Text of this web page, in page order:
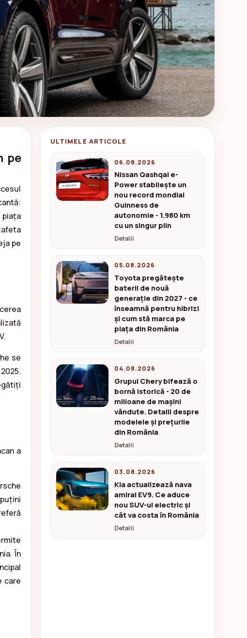
pe
piața
pe
se
a
În
care
ULTIMELE ARTICOLE
06.08.2026
Nissan Qashqai e-
Power stabilește un
nou record mondial
Guinness de
autonomie - 1.980 km
cu un singur plin
Detalii
05.08.2026
Toyota pregătește
baterii de nouă
generație din 2027 - ce
înseamnă pentru hibrizi
și cum stă marca pe
piața din România
Detalii
04.08.2026
Grupul Chery bifează o
bornă istorică - 20 de
milioane de mașini
vândute. Detalii despre
modelele și prețurile
din România
Detalii
03.08.2026
Kia actualizează nava
amiral EV9. Ce aduce
nou SUV-ul electric și
cât va costa în România
Detalii